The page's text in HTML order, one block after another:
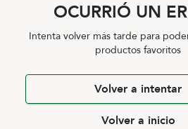
OCURRIÓ UN
Intenta volver más tarde para
productos favoritos
Volver a intentar
Volver a inicio